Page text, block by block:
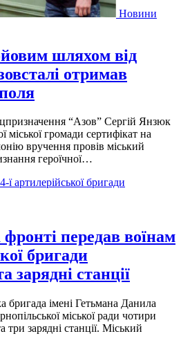
Новини
шляхом від
отримав
“Азов” Сергій Янзюк
міської громади сертифікат на
вручення провів міський
героїчної…
передав воїнам
бригади
зарядні станції
бригада імені Гетьмана Данила
міської ради чотири
зарядні станції. Міський